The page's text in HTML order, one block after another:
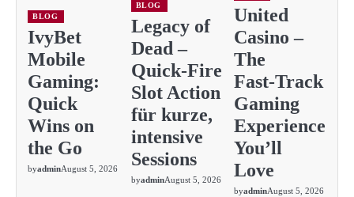
BLOG
IvyBet
Mobile
Gaming:
Quick
Wins on
the Go
byadminAugust 5, 2026
BLOG
Legacy of
Dead –
Quick‑Fire
Slot Action
für kurze,
intensive
Sessions
byadminAugust 5, 2026
United
Casino –
The
Fast‑Track
Gaming
Experience
You’ll
Love
byadminAugust 5, 2026